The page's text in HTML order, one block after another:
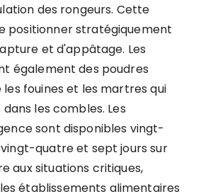
des rongeurs. Cette
positionner stratégiquement
et d'appâtage. Les
également des poudres
les fouines et les martres qui
les combles. Les
sont disponibles vingt-
quatre et sept jours sur
aux situations critiques,
établissements alimentaires